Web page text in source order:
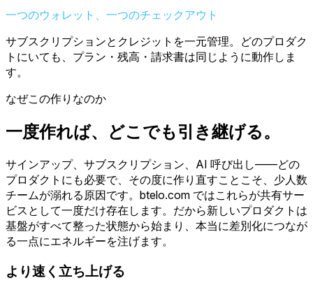
一つのウォレット、一つのチェックアウト
サブスクリプションとクレジットを一元管理。どのプロダク
トにいても、プラン・残高・請求書は同じように動作しま
す。
なぜこの作りなのか
一度作れば、どこでも引き継げる。
サインアップ、サブスクリプション、AI 呼び出し——どの
プロダクトにも必要で、その度に作り直すことこそ、少人数
チームが溺れる原因です。btelo.com ではこれらが共有サー
ビスとして一度だけ存在します。だから新しいプロダクトは
基盤がすべて整った状態から始まり、本当に差別化につなが
る一点にエネルギーを注げます。
より速く立ち上げる